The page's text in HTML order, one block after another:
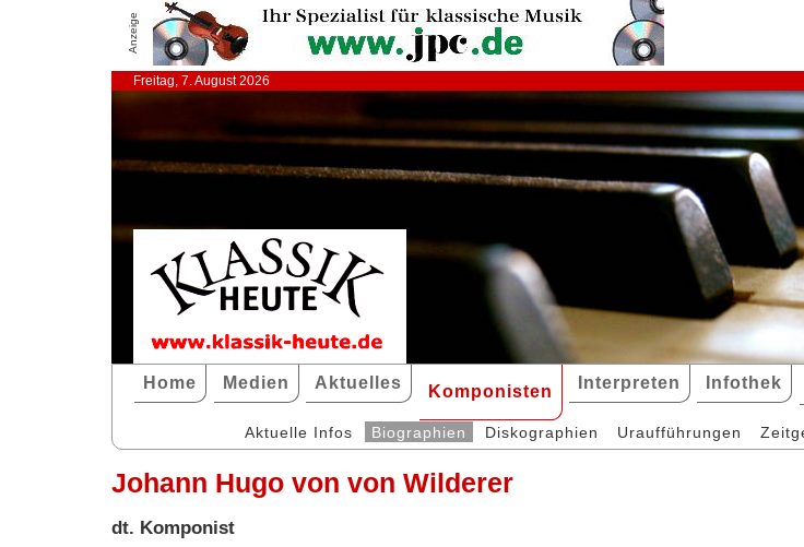
Anzeige
Freitag, 7. August 2026
Home Medien Aktuelles Komponisten Interpreten Infothek
Aktuelle Infos Biographien Diskographien Uraufführungen
Johann Hugo von von Wilderer
dt. Komponist